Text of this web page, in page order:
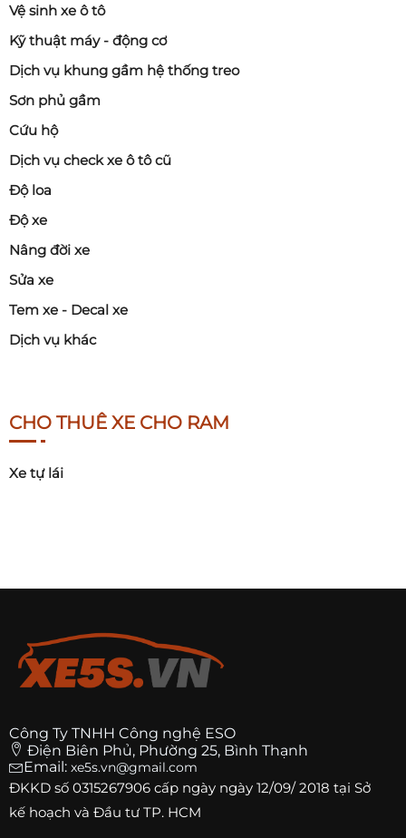
Vệ sinh xe ô tô
Kỹ thuật máy - động cơ
Dịch vụ khung gầm hệ thống treo
Sơn phủ gầm
Cứu hộ
Dịch vụ check xe ô tô cũ
Độ loa
Độ xe
Nâng đời xe
Sửa xe
Tem xe - Decal xe
Dịch vụ khác
CHO THUÊ XE CHO RAM
Xe tự lái
Công Ty TNHH Công nghệ ESO
Điện Biên Phủ, Phường 25, Bình Thạnh
Email: xe5s.vn@gmail.com
ĐKKD số 0315267906 cấp ngày ngày 12/09/ 2018 tại Sở
kế hoạch và Đầu tư TP. HCM